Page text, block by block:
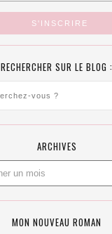
RECHERCHER SUR LE BLOG :
ARCHIVES
MON NOUVEAU ROMAN